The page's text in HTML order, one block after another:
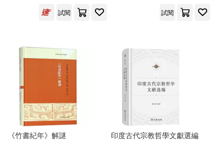
亞瑟‧柯南‧道爾(23)
（韓）李昌鎬(23)
(英)維克多·阿普爾頓Ⅱ文(22)
TAa(22)
華中科技大學出版社(152)
國防工業出版社(149)
生活‧讀書‧新知三聯書店(149)
北京科學技術出版社(148)
重慶出版社(146)
試閱
試閱
《竹書紀年》解謎
印度古代宗教哲學文獻選編